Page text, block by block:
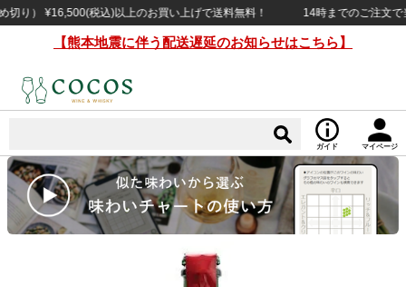
） ¥16,500(税込)以上のお買い上げで送料無料！ 14時までのご注文で当
【熊本地震に伴う配送遅延のお知らせはこちら】
ガイド マイページ